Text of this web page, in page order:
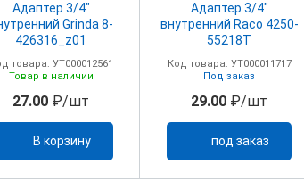
Адаптер 3/4"
Grinda 8-
426316_z01
товара: УТ000012561
Товар в наличии
27.00 ₽/шт
В корзину
Адаптер 3/4"
внутренний Raco 4250-
55218Т
Код товара: УТ000011717
Под заказ
29.00 ₽/шт
под заказ